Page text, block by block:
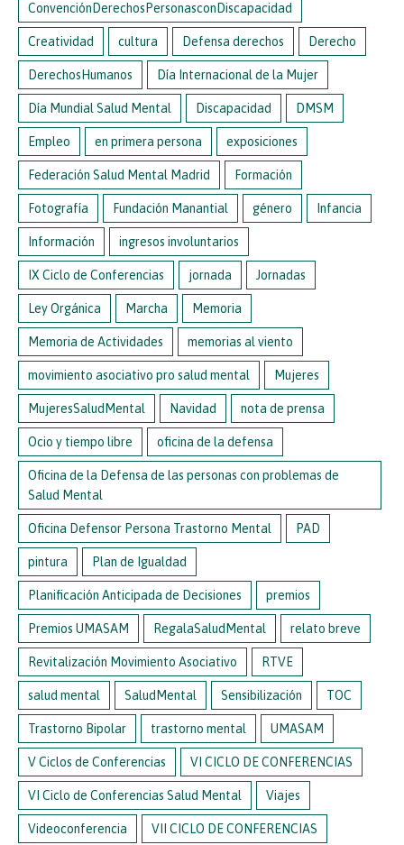
ConvenciónDerechosPersonasconDiscapacidad
Creatividad cultura Defensa derechos Derecho
DerechosHumanos Día Internacional de la Mujer
Día Mundial Salud Mental Discapacidad DMSM
Empleo en primera persona exposiciones
Federación Salud Mental Madrid Formación
Fotografía Fundación Manantial género Infancia
Información ingresos involuntarios
IX Ciclo de Conferencias jornada Jornadas
Ley Orgánica Marcha Memoria
Memoria de Actividades memorias al viento
movimiento asociativo pro salud mental Mujeres
MujeresSaludMental Navidad nota de prensa
Ocio y tiempo libre oficina de la defensa
Oficina de la Defensa de las personas con problemas de
Salud Mental
Oficina Defensor Persona Trastorno Mental PAD
pintura Plan de Igualdad
Planificación Anticipada de Decisiones premios
Premios UMASAM RegalaSaludMental relato breve
Revitalización Movimiento Asociativo RTVE
salud mental SaludMental Sensibilización TOC
Trastorno Bipolar trastorno mental UMASAM
V Ciclos de Conferencias VI CICLO DE CONFERENCIAS
VI Ciclo de Conferencias Salud Mental Viajes
Videoconferencia VII CICLO DE CONFERENCIAS